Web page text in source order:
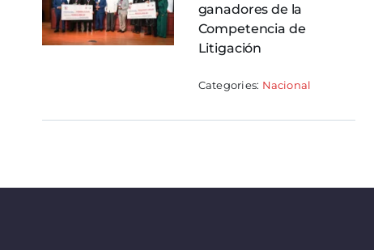
ganadores de la
Competencia de
Litigación
Categories: Nacional